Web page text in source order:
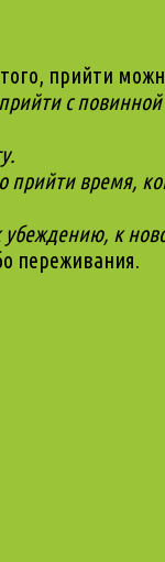
прийти
с повинной
прийти время,
к
переживания.